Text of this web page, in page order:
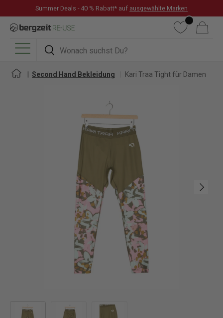
DIREKT ZUM INHALT
Summer Deals - 40 % Rabatt* auf ausgewählte Marken
Suchen
Suchen
WunschlisteWarenkorb
Menü
Second Hand Bekleidung Kari Traa Tight für Damen
Nächste